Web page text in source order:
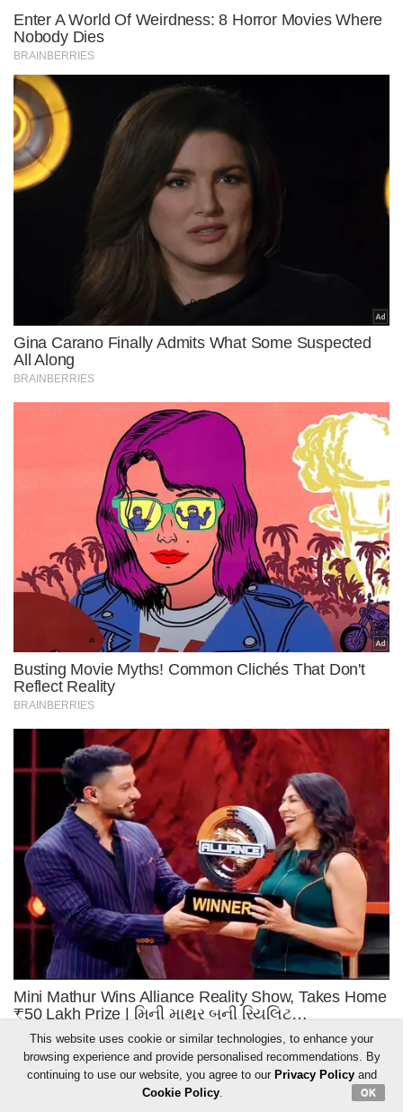
This website uses cookie or similar technologies, to enhance your
browsing experience and provide personalised recommendations. By
continuing to use our website, you agree to our Privacy Policyand
Cookie Policy. OK